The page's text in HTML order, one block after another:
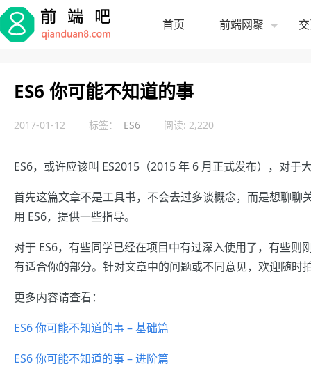
首页 前端网聚
ES6 你可能不知道的事
2017-01-12 标签： ES6 阅读: 2,220
ES6，或许应该叫 ES2015（2015 年 6 月正式发布），对于
首先这篇文章不是工具书，不会去过多谈概念，而是想聊
用 ES6，提供一些指导。
对于 ES6，有些同学已经在项目中有过深入使用了，有些
有适合你的部分。针对文章中的问题或不同意见，欢迎随时
更多内容请查看：
ES6 你可能不知道的事 – 基础篇
ES6 你可能不知道的事 – 进阶篇